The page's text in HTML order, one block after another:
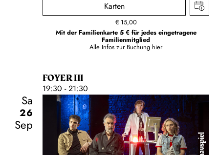
Karten
€ 15,00
Mit der Familienkarte 5 € für jedes eingetragene
Familienmitglied
Alle Infos zur Buchung hier
FOYER III
19:30 - 21:30
Sa
26
Sep